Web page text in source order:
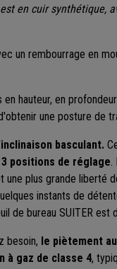
en cuir synthétique,
un rembourrage en
en hauteur, en
une posture de
basculant.
3 positions de réglage.
plus grande liberté
instants de
de bureau SUITER est
besoin, le piètement
à gaz de classe 4,